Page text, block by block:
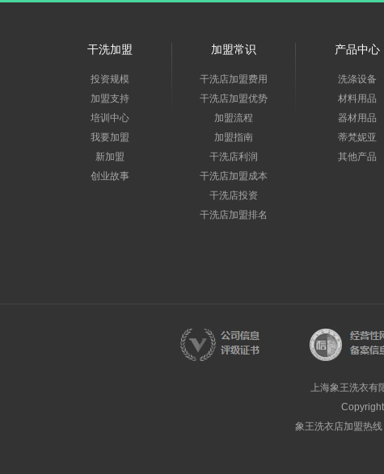
干洗加盟
投资规模
加盟支持
培训中心
我要加盟
新加盟
创业故事
加盟常识
干洗店加盟费用
干洗店加盟优势
加盟流程
加盟指南
干洗店利润
干洗店加盟成本
干洗店投资
干洗店加盟排名
产品中心
洗涤设备
材料用品
器材用品
蒂梵妮亚
其他产品
上海象王洗衣有
象王洗衣店加盟热